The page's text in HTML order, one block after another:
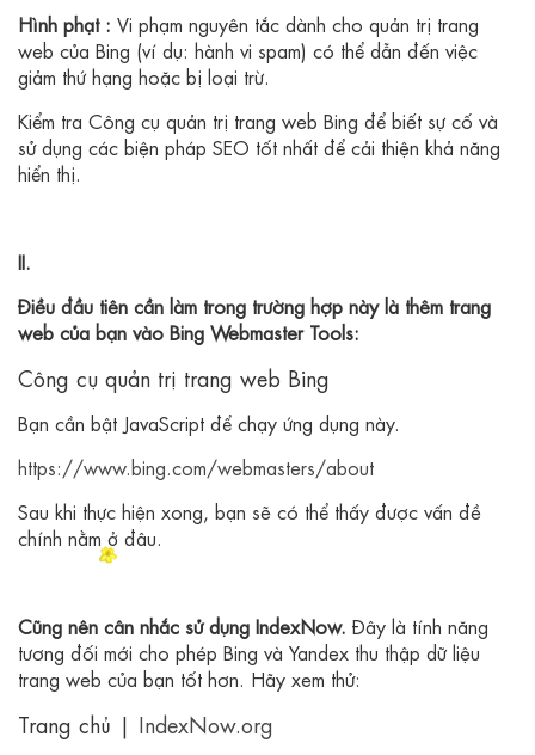
Hình phạt : Vi phạm nguyên tắc dành cho quản trị trang
web của Bing (ví dụ: hành vi spam) có thể dẫn đến việc
giảm thứ hạng hoặc bị loại trừ.
Kiểm tra Công cụ quản trị trang web Bing để biết sự cố và
sử dụng các biện pháp SEO tốt nhất để cải thiện khả năng
hiển thị.
II.
Điều đầu tiên cần làm trong trường hợp này là thêm trang
web của bạn vào Bing Webmaster Tools:
Công cụ quản trị trang web Bing
Bạn cần bật JavaScript để chạy ứng dụng này.
https://www.bing.com/webmasters/about
Sau khi thực hiện xong, bạn sẽ có thể thấy được vấn đề
chính nằm ở đâu.
Cũng nên cân nhắc sử dụng IndexNow. Đây là tính năng
tương đối mới cho phép Bing và Yandex thu thập dữ liệu
trang web của bạn tốt hơn. Hãy xem thử:
Trang chủ | IndexNow.org